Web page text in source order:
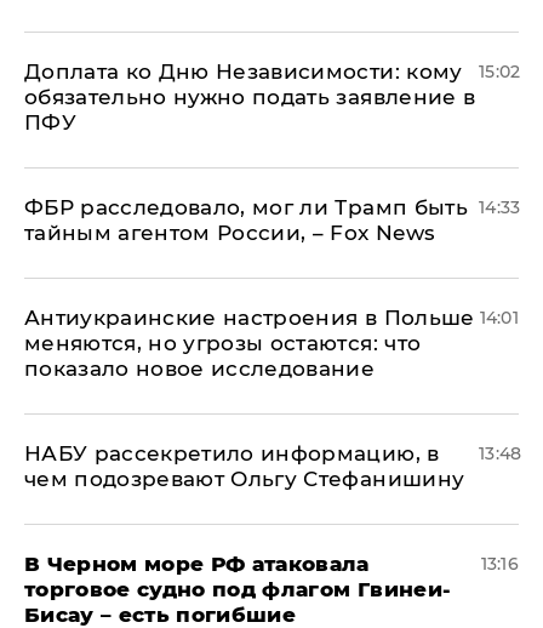
Доплата ко Дню Независимости: кому
обязательно нужно подать заявление в
ПФУ
15:02
ФБР расследовало, мог ли Трамп быть
тайным агентом России, – Fox News
14:33
Антиукраинские настроения в Польше
меняются, но угрозы остаются: что
показало новое исследование
14:01
НАБУ рассекретило информацию, в
чем подозревают Ольгу Стефанишину
13:48
В Черном море РФ атаковала
торговое судно под флагом Гвинеи-
Бисау – есть погибшие
13:16